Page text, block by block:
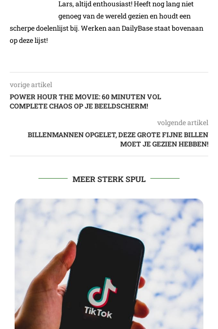
Lars, altijd enthousiast! Heeft nog lang niet
genoeg van de wereld gezien en houdt een
scherpe doelenlijst bij. Werken aan DailyBase staat bovenaan
op deze lijst!
vorige artikel
POWER HOUR THE MOVIE: 60 MINUTEN VOL
COMPLETE CHAOS OP JE BEELDSCHERM!
volgende artikel
BILLENMANNEN OPGELET, DEZE GROTE FIJNE BILLEN
MOET JE GEZIEN HEBBEN!
MEER STERK SPUL